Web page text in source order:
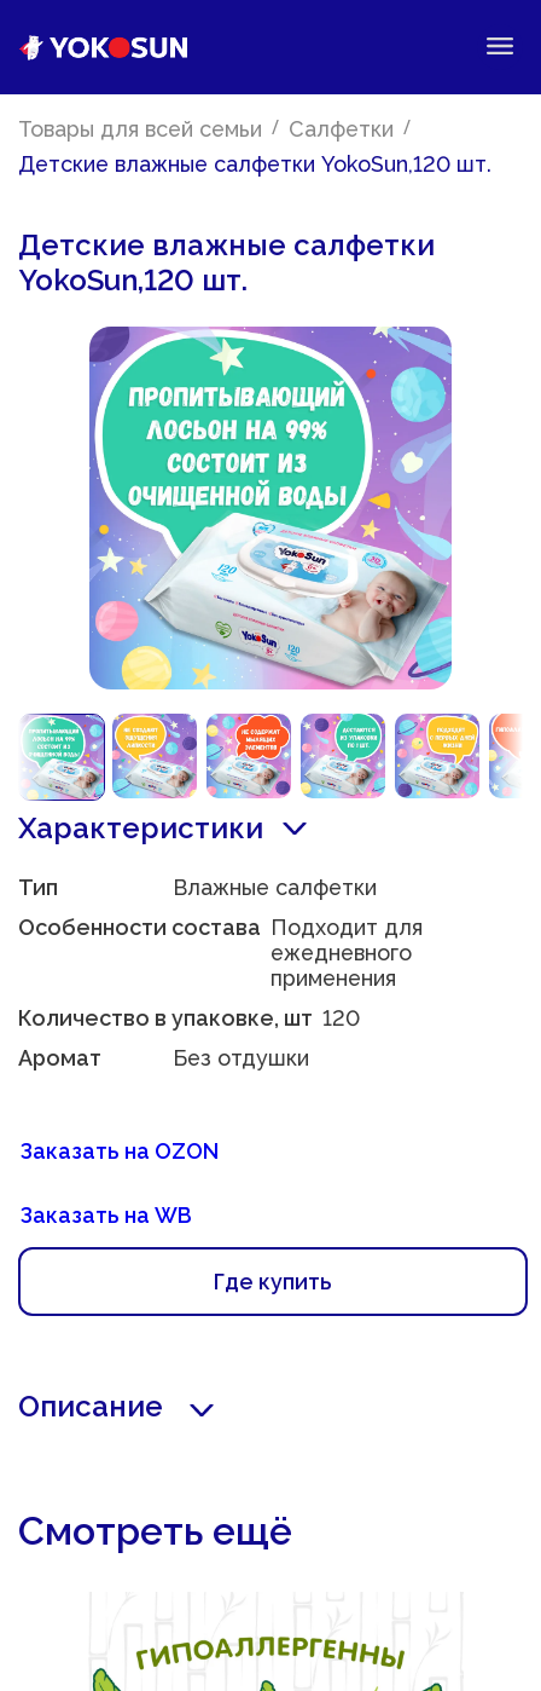
Товары для всей семьи / Салфетки /
Детские влажные салфетки YokoSun,120 шт.
Детские влажные салфетки
YokoSun,120 шт.
Характеристики
Тип
Влажные салфетки
Особенности состава Подходит для
ежедневного
применения
Количество в упаковке, шт 120
Аромат
Без отдушки
Заказать на OZON
Заказать на WB
Где купить
Описание
Смотреть ещё